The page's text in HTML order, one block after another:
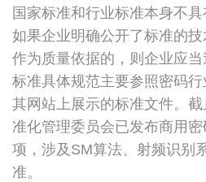
国家标准和行业标准本身不
如果企业明确公开了标准的
作为质量依据的，则企业应
标准具体规范主要参照密码
其网站上展示的标准文件。
准化管理委员会已发布商用
项，涉及SM算法、射频识别
准。